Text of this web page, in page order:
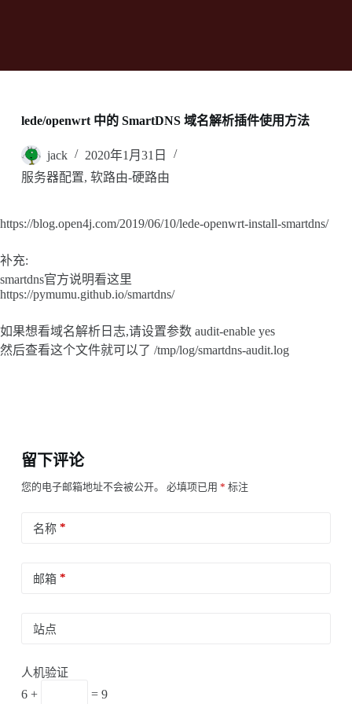
lede/openwrt 中的 SmartDNS 域名解析插件使用方法
jack
2020年1月31日
服务器配置, 软路由-硬路由
https://blog.open4j.com/2019/06/10/lede-openwrt-install-smartdns/
补充:
smartdns官方说明看这里
https://pymumu.github.io/smartdns/
如果想看域名解析日志,请设置参数 audit-enable yes
然后查看这个文件就可以了 /tmp/log/smartdns-audit.log
留下评论
您的电子邮箱地址不会被公开。 必填项已用 * 标注
名称*
邮箱*
站点
人机验证
6 + = 9